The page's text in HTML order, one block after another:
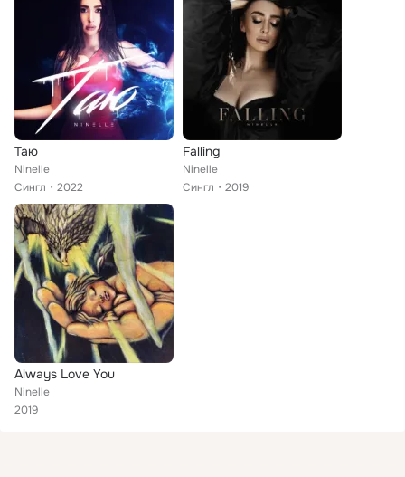
Таю
Ninelle
Сингл
2022
Falling
Ninelle
Сингл
2019
Always Love You
Ninelle
2019